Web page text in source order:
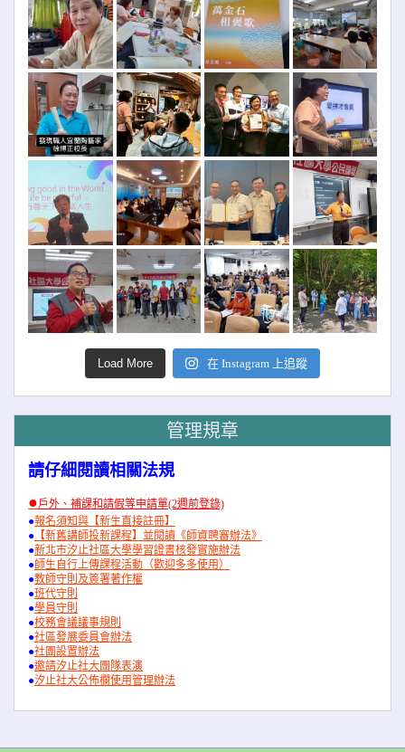
Load More 在 Instagram 上追蹤
管理規章
請仔細閱讀相關法規
●戶外、補課和請假等申請單(2週前登錄)
●報名須知與【新生直接註冊】
● 【新舊講師投新課程】並閱讀《師資聘審辦法》
●新北市汐止社區大學學習證書核發實施辦法
●師生自行上傳課程活動（歡迎多多使用）
●教師守則及簽署著作權
●班代守則
●學員守則
●校務會議議事規則
●社區發展委員會辦法
●社團設置辦法
●邀請汐止社大團隊表演
●汐止社大公佈欄使用管理辦法